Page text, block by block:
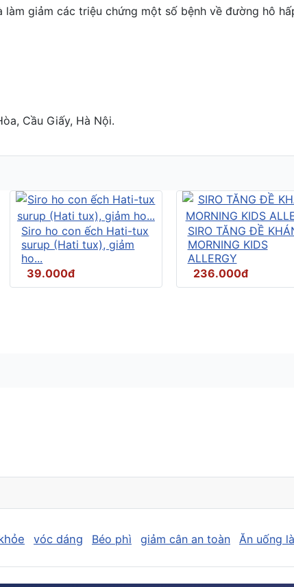
giảm các triệu chứng một số bệnh về đường hô
Cầu Giấy, Hà Nội.
Siro ho con ếch Hati-tux
surup (Hati tux), giảm
ho...
39.000đ
SIRO TĂNG ĐỀ
MORNING KIDS
ALLERGY
236.000đ
vóc dáng Béo phì giảm cân an toàn Ăn uống